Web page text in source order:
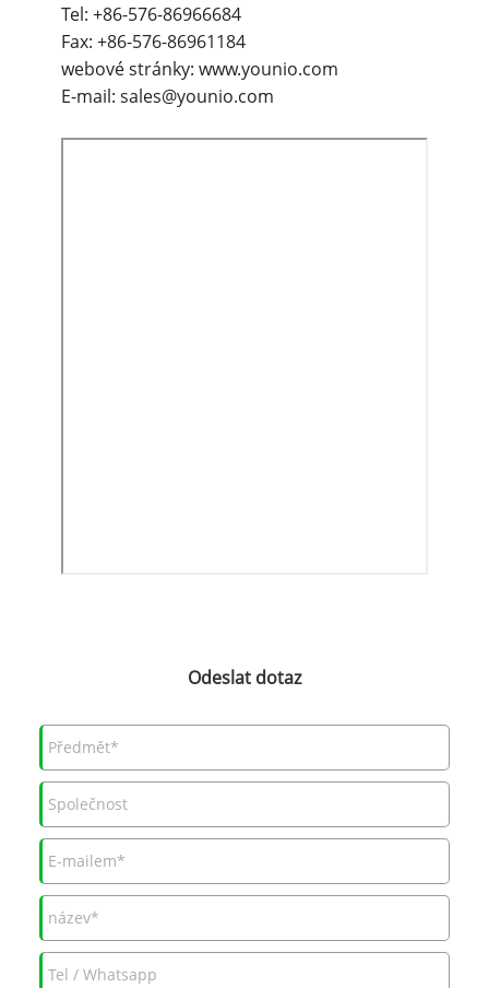
Tel: +86-576-86966684
Fax: +86-576-86961184
webové stránky: www.younio.com
E-mail: sales@younio.com
Odeslat dotaz